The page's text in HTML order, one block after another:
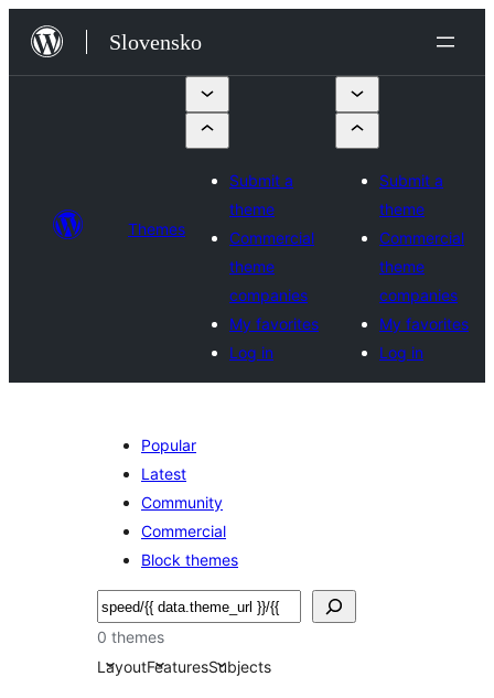
Prejsť
Slovensko
Themes
Submit a
theme
Commercial
theme
companies
My favorites
Log in
Submit a
theme
Commercial
theme
companies
My favorites
Log in
Popular
Latest
Community
Commercial
Block themes
Hľadať
0 themes
LayoutFeaturesSubjects